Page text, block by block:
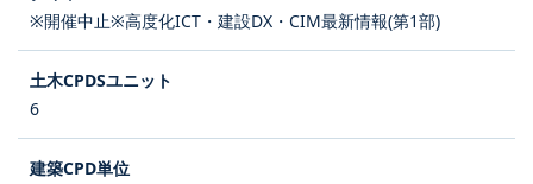
※開催中止※高度化ICT・建設DX・CIM最新情報(第1部)
6